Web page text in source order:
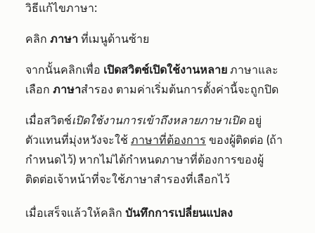
วิธีแก้ไขภาษา:
คลิก ภาษา ที่เมนูด้านซ้าย
จากนั้นคลิกเพื่อ เปิดสวิตช์เปิดใช้งานหลาย ภาษาและ
เลือก ภาษาสำรอง ตามค่าเริ่มต้นการตั้งค่านี้จะถูกปิด
เมื่อสวิตช์เปิดใช้งานการเข้าถึงหลายภาษาเปิดอยู่
ตัวแทนที่มุ่งหวังจะใช้ ภาษาที่ต้องการ ของผู้ติดต่อ (ถ้า
กำหนดไว้) หากไม่ได้กำหนดภาษาที่ต้องการของผู้
ติดต่อเจ้าหน้าที่จะใช้ภาษาสำรองที่เลือกไว้
เมื่อเสร็จแล้วให้คลิก บันทึกการเปลี่ยนแปลง